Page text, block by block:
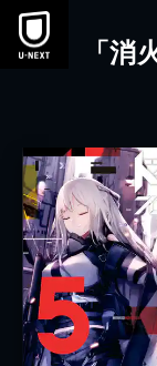
本文へスキップ
「